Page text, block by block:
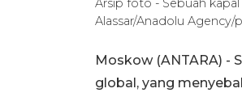
Arsip foto - Sebuah
Alassar/Anadolu Agency/
Moskow (ANTARA) -
global, yang